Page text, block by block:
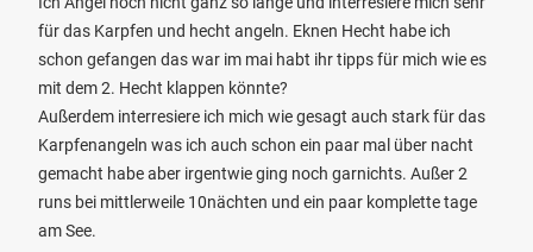
für das Karpfen und hecht angeln. Eknen Hecht habe ich
schon gefangen das war im mai habt ihr tipps für mich wie es
mit dem 2. Hecht klappen könnte?
Außerdem interresiere ich mich wie gesagt auch stark für das
Karpfenangeln was ich auch schon ein paar mal über nacht
gemacht habe aber irgentwie ging noch garnichts. Außer 2
runs bei mittlerweile 10nächten und ein paar komplette tage
am See.